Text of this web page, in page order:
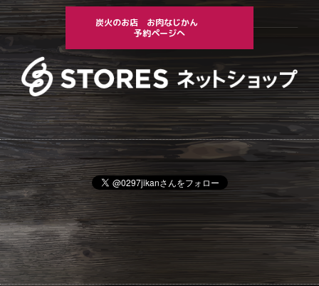
炭火のお店 お肉なじかん
予約ページへ